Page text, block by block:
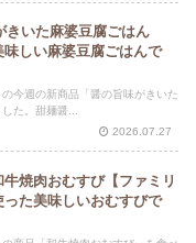
きいた麻婆豆腐ごはん
味しい麻婆豆腐ごはんで
今週の新商品「醤の旨味がきいた
た。甜麺醤...
2026.07.27
牛焼肉おむすび【ファミリ
た美味しいおむすびで